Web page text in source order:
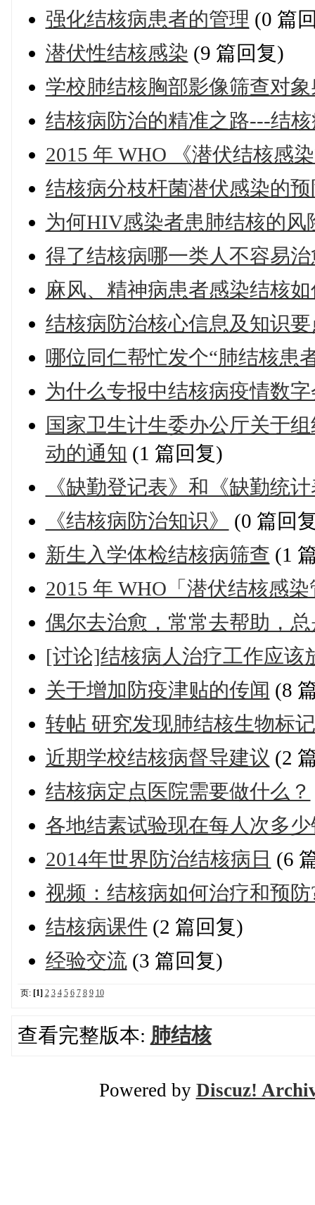
强化结核病患者的管理 (0 篇
潜伏性结核感染 (9 篇回复)
学校肺结核胸部影像筛查对
结核病防治的精准之路---结
2015 年 WHO 《潜伏结核感
结核病分枝杆菌潜伏感染的
为何HIV感染者患肺结核的风
得了结核病哪一类人不容易
麻风、精神病患者感染结核
结核病防治核心信息及知识
哪位同仁帮忙发个“肺结核患
为什么专报中结核病疫情数
国家卫生计生委办公厅关于
动的通知 (1 篇回复)
《缺勤登记表》和《缺勤统
《结核病防治知识》
(0 篇回
新生入学体检结核病筛查 (1
2015 年 WHO「潜伏结核感
偶尔去治愈，常常去帮助，
[讨论]结核病人治疗工作应该
关于增加防疫津贴的传闻 (8
转帖 研究发现肺结核生物标
近期学校结核病督导建议 (2
结核病定点医院需要做什么？
各地结素试验现在每人次多
2014年世界防治结核病日 (6
视频：结核病如何治疗和预防
结核病课件 (2 篇回复)
经验交流(3 篇回复)
页: [1] 2 3 4 5 6 7 8 9 10
查看完整版本: 肺结核
Powered by Discuz!